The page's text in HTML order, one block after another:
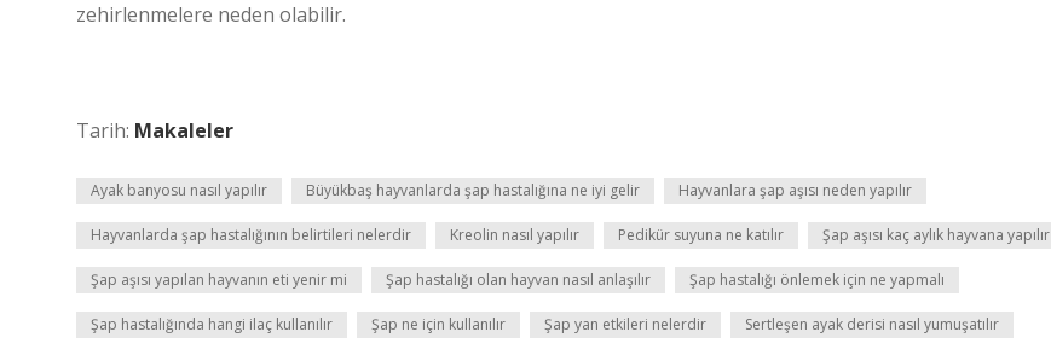
zehirlenmelere neden olabilir.
Tarih: Makaleler
Ayak banyosu nasıl yapılır Büyükbaş hayvanlarda şap hastalığına ne iyi gelir Hayvanlara şap aşısı neden yapılır
Hayvanlarda şap hastalığının belirtileri nelerdir Kreolin nasıl yapılır Pedikür suyuna ne katılır Şap aşısı kaç aylık hayvana yapılır
Şap aşısı yapılan hayvanın eti yenir mi Şap hastalığı olan hayvan nasıl anlaşılır Şap hastalığı önlemek için ne yapmalı
Şap hastalığında hangi ilaç kullanılır Şap ne için kullanılır Şap yan etkileri nelerdir Sertleşen ayak derisi nasıl yumuşatılır